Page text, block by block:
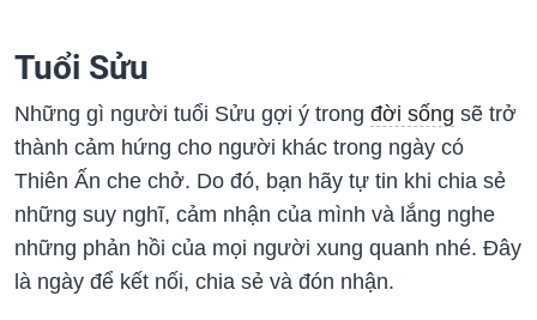
Tuổi Sửu
Những gì người tuổi Sửu gợi ý trong đời sống sẽ trở
thành cảm hứng cho người khác trong ngày có
Thiên Ấn che chở. Do đó, bạn hãy tự tin khi chia sẻ
những suy nghĩ, cảm nhận của mình và lắng nghe
những phản hồi của mọi người xung quanh nhé. Đây
là ngày để kết nối, chia sẻ và đón nhận.